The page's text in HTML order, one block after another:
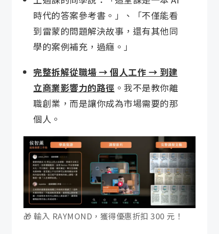
時代的答案參考書。」、「不僅能看
到雷蒙的問題解決故事，還有其他同
學的案例補充，過癮。」
完整拆解從職場 → 個人工作 → 到建
立商業影響力的路徑 。我不是教你離
職創業，而是讓你成為市場需要的那
個人。
🎁 輸入 RAYMOND，獲得優惠折扣 300 元！